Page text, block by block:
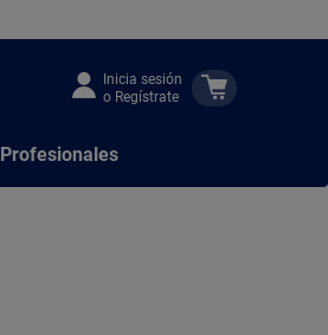
Inicia sesión
o Regístrate